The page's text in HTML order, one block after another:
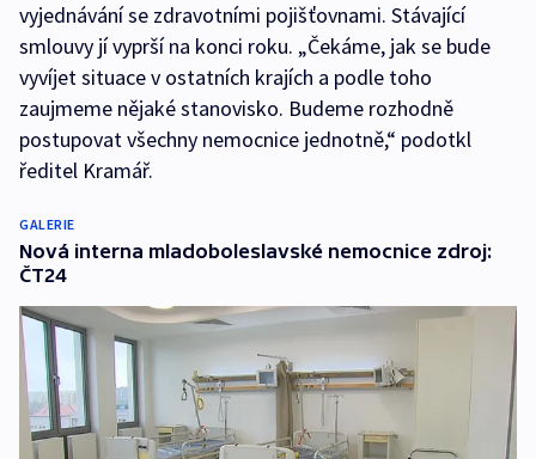
vyjednávání se zdravotními pojišťovnami. Stávající
smlouvy jí vyprší na konci roku. „Čekáme, jak se bude
vyvíjet situace v ostatních krajích a podle toho
zaujmeme nějaké stanovisko. Budeme rozhodně
postupovat všechny nemocnice jednotně,“ podotkl
ředitel Kramář.
GALERIE
Nová interna mladoboleslavské nemocnice zdroj:
ČT24